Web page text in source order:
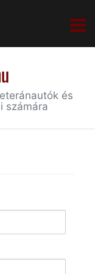
és
számára